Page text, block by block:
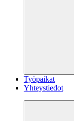
Työpaikat
Yhteystiedot